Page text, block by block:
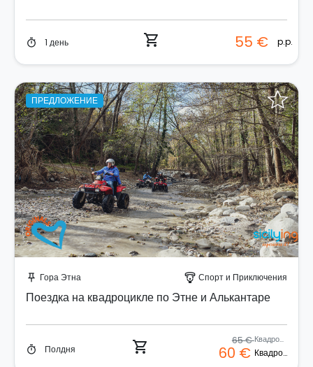
timer 1 день shopping_cart 55 € p.p.
ПРЕДЛОЖЕНИЕ
push_pin Гора Этна paragliding Спорт и Приключения
Поездка на квадроцикле по Этне и Алькантаре
timer Полдня shopping_cart 65 € Квадроцикл
60 € Квадроцикл